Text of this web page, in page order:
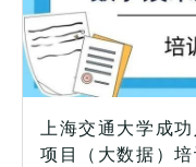
上海交通大学成
项目（大数据）